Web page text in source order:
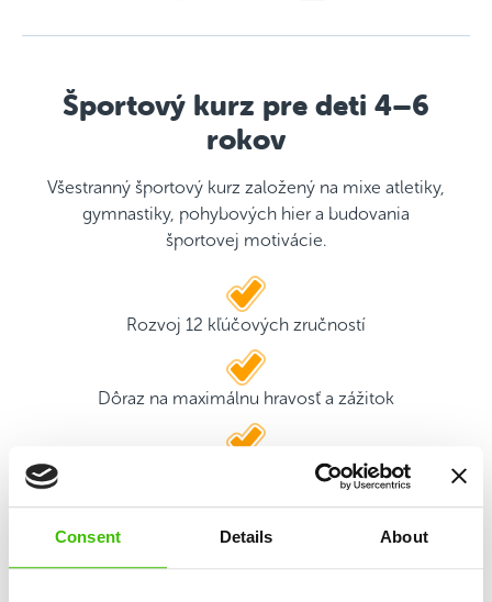
Consent Details About
Športový kurz pre deti 4–6
rokov
Všestranný športový kurz založený na mixe atletiky,
gymnastiky, pohybových hier a budovania
športovej motivácie.
Rozvoj 12 kľúčových zručností
Dôraz na maximálnu hravosť a zážitok
2 kvalifikovaní tréneri
Herný plán s motivačnými nálepkami